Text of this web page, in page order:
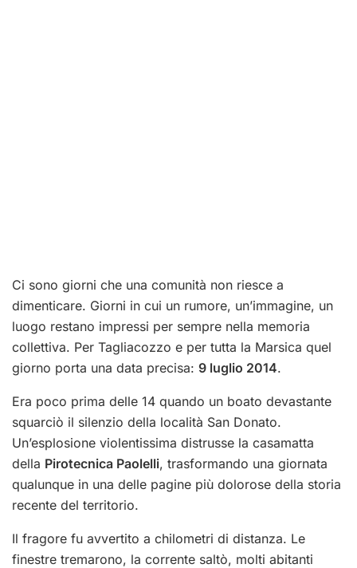
Ci sono giorni che una comunità non riesce a
dimenticare. Giorni in cui un rumore, un’immagine, un
luogo restano impressi per sempre nella memoria
collettiva. Per Tagliacozzo e per tutta la Marsica quel
giorno porta una data precisa: 9 luglio 2014.
Era poco prima delle 14 quando un boato devastante
squarciò il silenzio della località San Donato.
Un’esplosione violentissima distrusse la casamatta
della Pirotecnica Paolelli, trasformando una giornata
qualunque in una delle pagine più dolorose della storia
recente del territorio.
Il fragore fu avvertito a chilometri di distanza. Le
finestre tremarono, la corrente saltò, molti abitanti